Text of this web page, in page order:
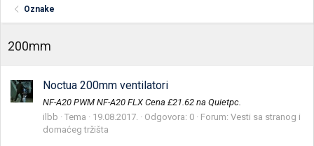
Oznake
200mm
Noctua 200mm ventilatori
NF-A20 PWM NF-A20 FLX Cena £21.62 na Quietpc.
ilbb
Tema 19.08.2017. Odgovora: 0 Forum: Vesti sa stranog i
domaćeg tržišta